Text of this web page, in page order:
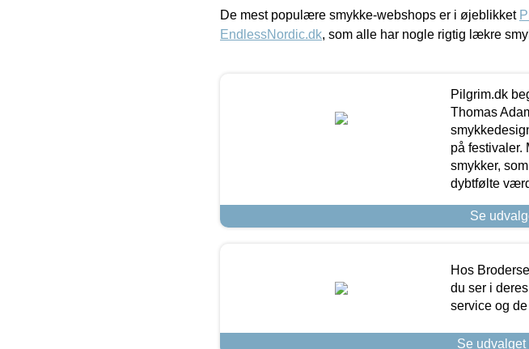
De mest populære smykke-webshops er i øjeblikket
EndlessNordic.dk, som alle har nogle rigtig lækre
Pilgrim.dk
Thomas
på festivaler.
smykker,
dybtfølte
Se
Hos
du ser i
service og
Se